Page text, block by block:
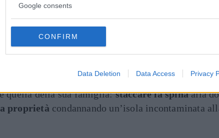
Google consents
CONFIRM
Data Deletion Data Access Privacy
per provare a r
dopo aver trovatoBrian Speer
cui la moglie aveva una relazione, prende
questione deltestamento biologicodella donna.
sue mani
che potrebbero cambiare
quella della sua famiglia:staccare la spinaalla
proprietà condannando un’isola incontaminata